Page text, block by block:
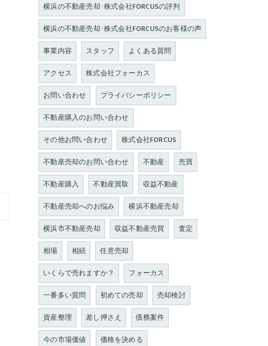
横浜の不動産売却･株式会社FORCUSの評判
横浜の不動産売却･株式会社FORCUSのお客様の声
事業内容
スタッフ
よくある質問
アクセス
株式会社フォーカス
お問い合わせ
プライバシーポリシー
不動産購入のお問い合わせ
その他お問い合わせ
株式会社FORCUS
不動産売却のお問い合わせ
不動産
売買
不動産購入
不動産買取
収益不動産
不動産売却へのお悩み
横浜不動産売却
横浜市不動産売却
収益不動産売買
査定
相場
相続
任意売却
いくらで売れますか？
フォーカス
一番多い質問
初めての売却
売却検討
資産整理
差し押さえ
債務案件
今の市場価値
価格を決める